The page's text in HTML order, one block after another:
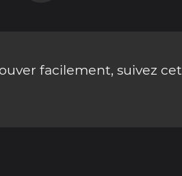
facilement, suivez cet